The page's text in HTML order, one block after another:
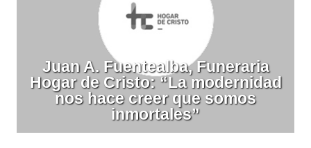
Juan A. Fuentealba, Funeraria
Hogar de Cristo: “La modernidad
nos hace creer que somos
inmortales”